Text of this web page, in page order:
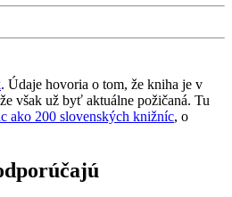
. Údaje hovoria o tom, že kniha je v
však už byť aktuálne požičaná. Tu
ako 200 slovenských knižníc, o